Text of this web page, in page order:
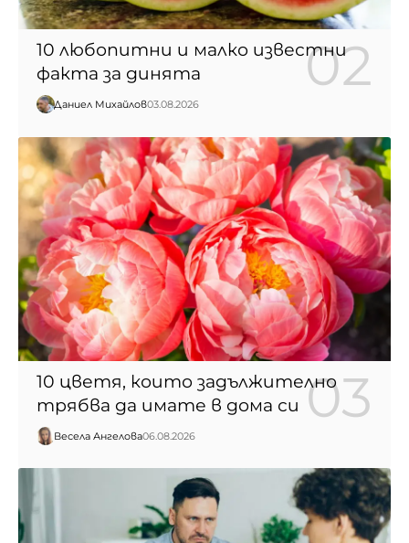
10 любопитни и малко известни
факта за динята
Даниел Михайлов03.08.2026
10 цветя, които задължително
трябва да имате в дома си
Весела Ангелова06.08.2026